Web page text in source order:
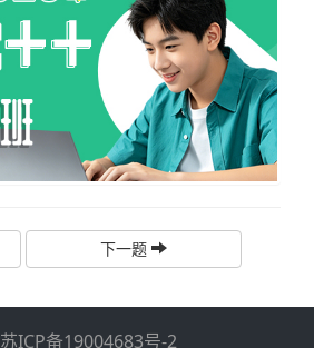
下一题
苏ICP备19004683号-2